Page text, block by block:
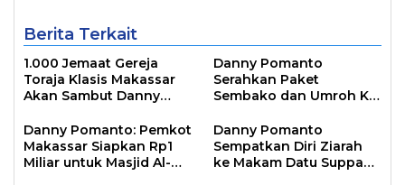
Berita Terkait
1.000 Jemaat Gereja
Toraja Klasis Makassar
Akan Sambut Danny
Natal Besok
Danny Pomanto
Serahkan Paket
Sembako dan Umroh Ke
Makassar Shalat Subuh
Berjamaah
Danny Pomanto: Pemkot
Makassar Siapkan Rp1
Miliar untuk Masjid Al-
Danny Pomanto
Sempatkan Diri Ziarah
ke Makam Datu Suppa